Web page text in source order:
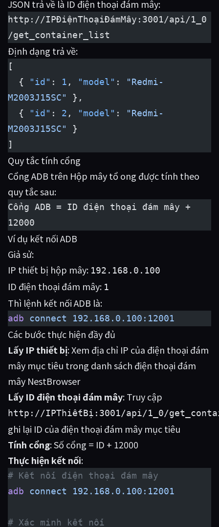
JSON trả về là ID điện thoại đám mây:
http://IPĐiệnThoạiĐámMây:3001/api/1_0
/get_container_list
Định dạng trả về:
[
  {
"id" : 1 , "model" :
"Redmi-
M2003J15SC"
},
  {
"id" : 2 , "model" :
"Redmi-
M2003J15SC"
}
]
Quy tắc tính cổng
Cổng ADB trên Hộp mây tổ ong được tính theo
quy tắc sau:
Cổng ADB = ID điện thoại đám mây +
12000
Ví dụ kết nối ADB
Giả sử:
IP thiết bị hộp mây: 192.168.0.100
ID điện thoại đám mây: 1
Thì lệnh kết nối ADB là:
adb connect 192.168.0.100:12001
Các bước thực hiện đầy đủ
Lấy IP thiết bị: Xem địa chỉ IP của điện thoại đám
mây mục tiêu trong danh sách điện thoại đám
mây NestBrowser
Lấy ID điện thoại đám mây: Truy cập
http://IPThiếtBị:3001/api/1_0/
ghi lại ID của điện thoại đám mây mục tiêu
Tính cổng: Số cổng = ID + 12000
Thực hiện kết nối:
# Kết nối điện thoại đám mây
adb connect 192.168.0.100:12001
# Xác minh kết nối